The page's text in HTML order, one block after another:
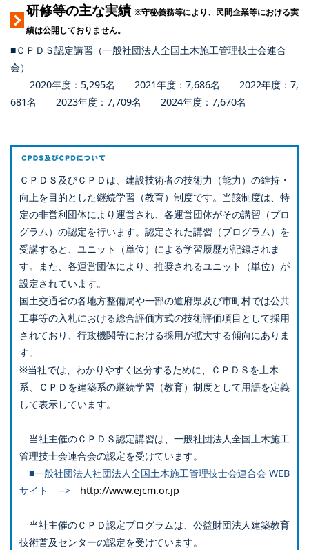
研修等の主な実績 ※守秘義務等により、民間企業等における実
績は公開しておりません。
■ＣＰＤＳ認定講習（一般社団法人全国土木施工管理技士会連合
会）
2020年度：5,295名 2021年度：7,686名 2022年度：7,
681名 2023年度：7,709名 2024年度：7,670名
ＣＰＤＳ及びＣＰＤは、建設技術者の技術力（能力）の維持・
向上を目的とした継続学習（教育）制度です。当該制度は、特
定の非営利団体により運営され、各運営団体がその講習（プロ
グラム）の認定を行います。認定された講習（プログラム）を
受講すると、ユニット（単位）による学習履歴が記録されま
す。また、各運営団体により、推奨されるユニット（単位）が
設定されています。
国土交通省の各地方整備局や一部の道府県及び市町村では公共
工事等の入札における総合評価方式の技術評価項目として採用
されており、行政機関等における採用が拡大する傾向にありま
す。
※当社では、わかりやすく区分するために、ＣＰＤＳを土木
系、ＣＰＤを建築系の継続学習（教育）制度として用語を定義
して表示しています。
当社主催のＣＰＤＳ認定講習は、一般社団法人全国土木施工
管理技士会連合会の認定を受けています。
■一般社団法人社団法人全国土木施工管理技士会連合会 WEB
サイト --> http://www.ejcm.or.jp
当社主催のＣＰＤ認定プログラムは、公益財団法人建築教育
技術普及センターの認定を受けています。